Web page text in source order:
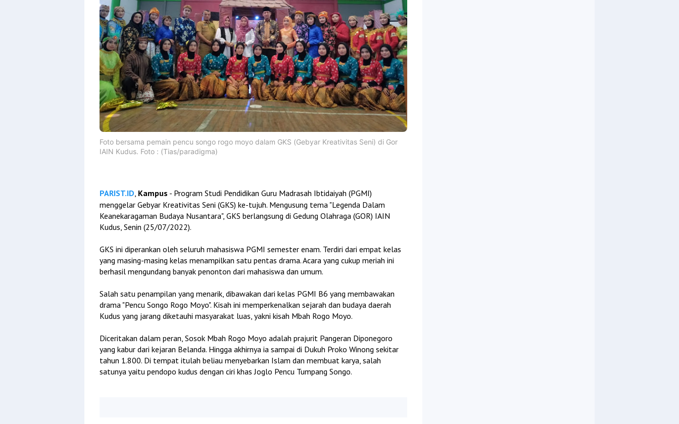
Foto bersama pemain pencu songo rogo moyo dalam GKS (Gebyar Kreativitas Seni) di Gor
IAIN Kudus. Foto : (Tias/paradigma)
PARIST.ID, Kampus - Program Studi Pendidikan Guru Madrasah Ibtidaiyah (PGMI)
menggelar Gebyar Kreativitas Seni (GKS) ke-tujuh. Mengusung tema "Legenda Dalam
Keanekaragaman Budaya Nusantara", GKS berlangsung di Gedung Olahraga (GOR) IAIN
Kudus, Senin (25/07/2022).
GKS ini diperankan oleh seluruh mahasiswa PGMI semester enam. Terdiri dari empat kelas
yang masing-masing kelas menampilkan satu pentas drama. Acara yang cukup meriah ini
berhasil mengundang banyak penonton dari mahasiswa dan umum.
Salah satu penampilan yang menarik, dibawakan dari kelas PGMI B6 yang membawakan
drama "Pencu Songo Rogo Moyo". Kisah ini memperkenalkan sejarah dan budaya daerah
Kudus yang jarang diketauhi masyarakat luas, yakni kisah Mbah Rogo Moyo.
Diceritakan dalam peran, Sosok Mbah Rogo Moyo adalah prajurit Pangeran Diponegoro
yang kabur dari kejaran Belanda. Hingga akhirnya ia sampai di Dukuh Proko Winong sekitar
tahun 1.800. Di tempat itulah beliau menyebarkan Islam dan membuat karya, salah
satunya yaitu pendopo kudus dengan ciri khas Joglo Pencu Tumpang Songo.